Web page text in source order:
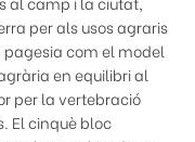
per als usos agraris
com el model
en equilibri al
per la vertebració
El cinquè bloc